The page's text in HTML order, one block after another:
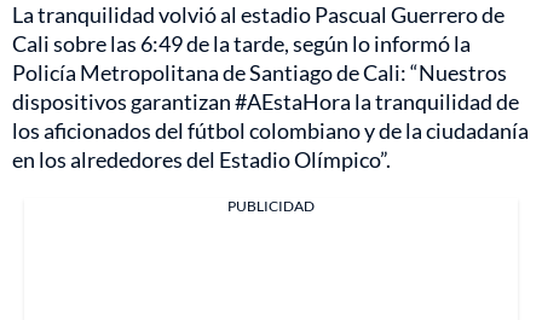
La tranquilidad volvió al estadio Pascual Guerrero de
Cali sobre las 6:49 de la tarde, según lo informó la
Policía Metropolitana de Santiago de Cali: “Nuestros
dispositivos garantizan #AEstaHora la tranquilidad de
los aficionados del fútbol colombiano y de la ciudadanía
en los alrededores del Estadio Olímpico”.
PUBLICIDAD